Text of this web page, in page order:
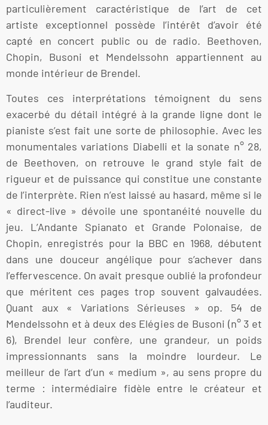
particulièrement caractéristique de l’art de cet
artiste exceptionnel possède l’intérêt d’avoir été
capté en concert public ou de radio. Beethoven,
Chopin, Busoni et Mendelssohn appartiennent au
monde intérieur de Brendel.
Toutes ces interprétations témoignent du sens
exacerbé du détail intégré à la grande ligne dont le
pianiste s’est fait une sorte de philosophie. Avec les
monumentales variations Diabelli et la sonate n° 28,
de Beethoven, on retrouve le grand style fait de
rigueur et de puissance qui constitue une constante
de l’interprète. Rien n’est laissé au hasard, même si le
« direct-live » dévoile une spontanéité nouvelle du
jeu. L’Andante Spianato et Grande Polonaise, de
Chopin, enregistrés pour la BBC en 1968, débutent
dans une douceur angélique pour s’achever dans
l’effervescence. On avait presque oublié la profondeur
que méritent ces pages trop souvent galvaudées.
Quant aux « Variations Sérieuses » op. 54 de
Mendelssohn et à deux des Elégies de Busoni (n° 3 et
6), Brendel leur confère, une grandeur, un poids
impressionnants sans la moindre lourdeur. Le
meilleur de l’art d’un « medium », au sens propre du
terme : intermédiaire fidèle entre le créateur et
l’auditeur.